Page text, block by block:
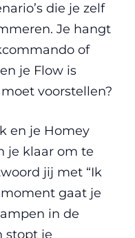
die je zelf
Je hangt
of
je Flow is
voorstellen?
en je Homey
je klaar om te
jij met “Ik
gaat je
in de
stopt je